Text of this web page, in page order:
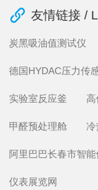
友情链接 /
炭黑吸油值测试仪
德国HYDAC压力传
实验室反应釜
甲醛预处理舱 冷
阿里巴巴长春市智
仪表展览网